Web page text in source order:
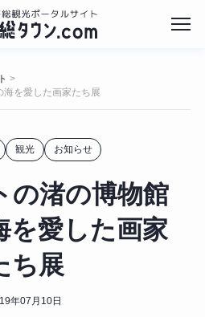
>
を愛した画家たち展
観光 お知らせ
の渚の博物館
を愛した画家
ち展
年07月10日